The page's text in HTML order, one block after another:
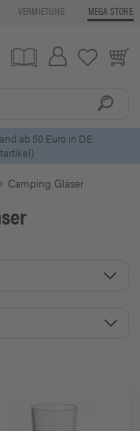
VERMIETUNG MEGA STORE
Anmeldung
Camping Gläser